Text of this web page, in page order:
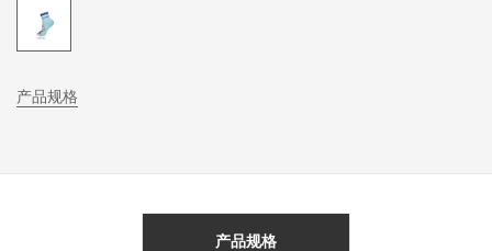
产品规格
产品规格